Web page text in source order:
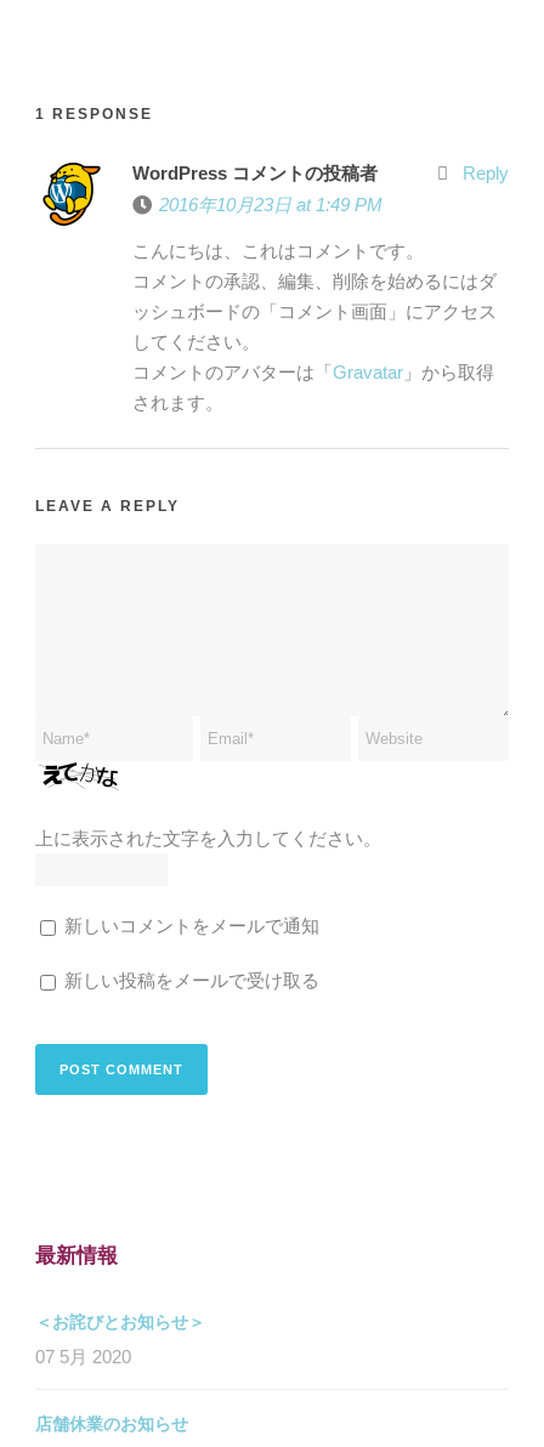
1 RESPONSE
WordPress コメントの投稿者
2016年10月23日 at 1:49 PM
Reply
こんにちは、これはコメントです。
コメントの承認、編集、削除を始めるにはダ
ッシュボードの「コメント画面」にアクセス
してください。
コメントのアバターは「Gravatar 」から取得
されます。
LEAVE A REPLY
上に表示された文字を入力してください。
新しいコメントをメールで通知
新しい投稿をメールで受け取る
最新情報
＜お詫びとお知らせ＞
07 5月 2020
店舗休業のお知らせ